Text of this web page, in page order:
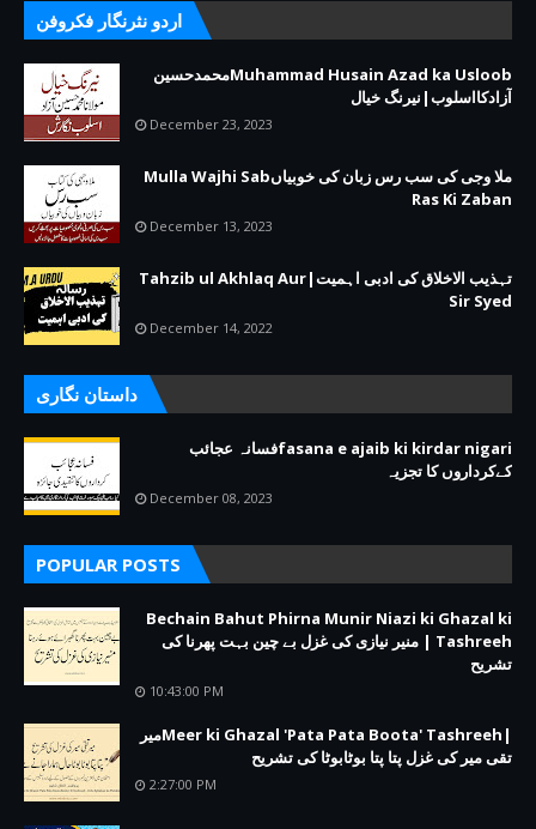
اردو نثرنگار فکروفن
Muhammad Husain Azad ka Usloobمحمدحسین
آزادکااسلوب|نیرنگ خیال
December 23, 2023
ملا وجی کی سب رس زبان کی خوبیاںMulla Wajhi Sab
Ras Ki Zaban
December 13, 2023
تہذیب الاخلاق کی ادبی اہمیت|Tahzib ul Akhlaq Aur
Sir Syed
December 14, 2022
داستان نگاری
fasana e ajaib ki kirdar nigariفسانہ عجائب
کےکرداروں کا تجزیہ
December 08, 2023
POPULAR POSTS
Bechain Bahut Phirna Munir Niazi ki Ghazal ki
Tashreeh | منیر نیازی کی غزل بے چین بہت پھرنا کی
تشریح
10:43:00 PM
|Meer ki Ghazal 'Pata Pata Boota' Tashreehمیر
تقی میر کی غزل پتا پتا بوٹابوٹا کی تشریح
2:27:00 PM